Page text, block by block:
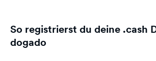
So registrierst du deine .cash
dogado